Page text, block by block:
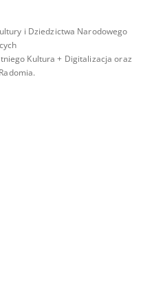
i Dziedzictwa Narodowego
Kultura + Digitalizacja oraz